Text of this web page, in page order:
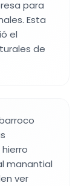
para
Esta
el
de
manantial
ver